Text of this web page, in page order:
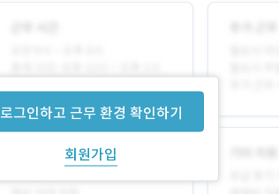
로그인하고 근무 환경 확인하기
회원가입